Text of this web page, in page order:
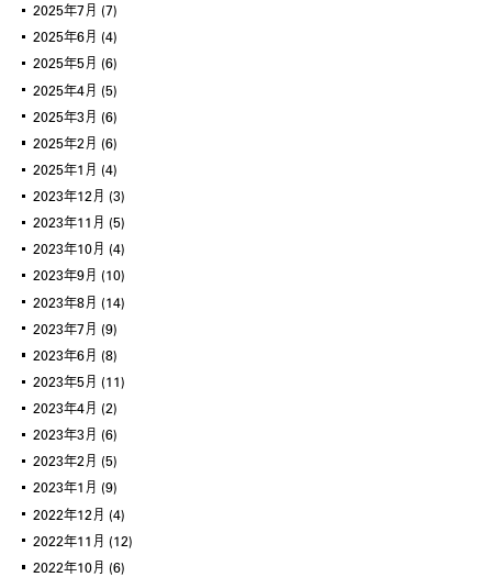
2025年7月 (7)
2025年6月 (4)
2025年5月 (6)
2025年4月 (5)
2025年3月 (6)
2025年2月 (6)
2025年1月 (4)
2023年12月 (3)
2023年11月 (5)
2023年10月 (4)
2023年9月 (10)
2023年8月 (14)
2023年7月 (9)
2023年6月 (8)
2023年5月 (11)
2023年4月 (2)
2023年3月 (6)
2023年2月 (5)
2023年1月 (9)
2022年12月 (4)
2022年11月 (12)
2022年10月 (6)